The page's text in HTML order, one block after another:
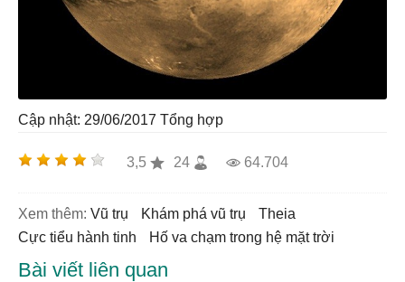
Cập nhật: 29/06/2017 Tổng hợp
3,5 24 64.704
Xem thêm: vũ trụ khám phá vũ trụ
theia
cực tiểu hành tinh
hố va chạm trong hệ mặt trời
Bài viết liên quan